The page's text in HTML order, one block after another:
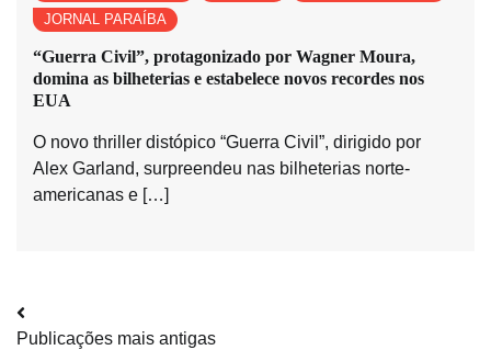
JORNAL PARAÍBA
“Guerra Civil”, protagonizado por Wagner Moura,
domina as bilheterias e estabelece novos recordes nos
EUA
O novo thriller distópico “Guerra Civil”, dirigido por
Alex Garland, surpreendeu nas bilheterias norte-
americanas e […]
Navegação
Publicações mais antigas